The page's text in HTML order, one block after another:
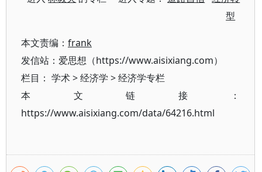
型
本文责编： frank
发信站：爱思想（https://www.aisixiang.com）
栏目： 学术>经济学 >经济学专栏
本文链接：
https://www.aisixiang.com/data/64216.html